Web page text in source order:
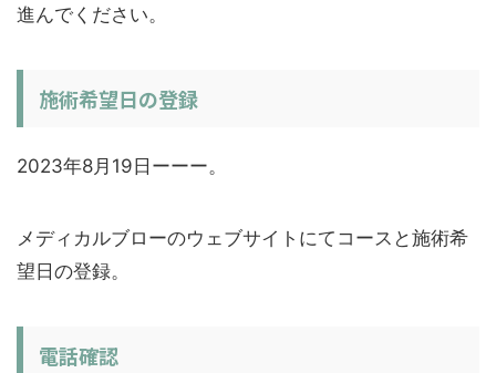
進んでください。
施術希望日の登録
2023年8月19日ーーー。
メディカルブローのウェブサイトにてコースと施術希
望日の登録。
電話確認